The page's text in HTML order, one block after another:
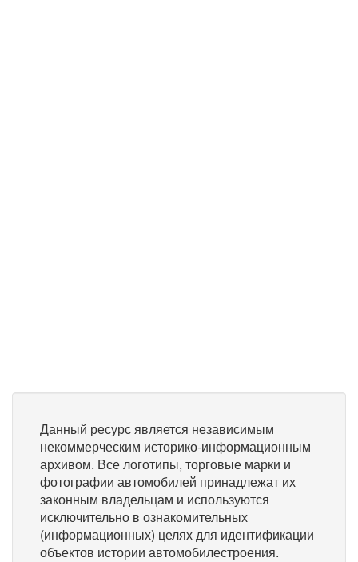
Данный ресурс является независимым
некоммерческим историко-информационным
архивом. Все логотипы, торговые марки и
фотографии автомобилей принадлежат их
законным владельцам и используются
исключительно в ознакомительных
(информационных) целях для идентификации
объектов истории автомобилестроения.